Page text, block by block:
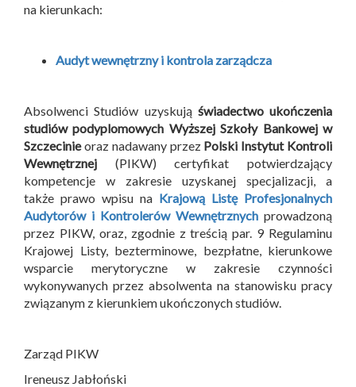
na kierunkach:
Audyt wewnętrzny i kontrola zarządcza
Absolwenci Studiów uzyskują świadectwo ukończenia
studiów podyplomowych Wyższej Szkoły Bankowej w
Szczecinieoraz nadawany przez Polski Instytut Kontroli
Wewnętrznej (PIKW) certyfikat potwierdzający
kompetencje w zakresie uzyskanej specjalizacji, a
także prawo wpisu na Krajową Listę Profesjonalnych
Audytorów i Kontrolerów Wewnętrznych prowadzoną
przez PIKW, oraz, zgodnie z treścią par. 9 Regulaminu
Krajowej Listy, bezterminowe, bezpłatne, kierunkowe
wsparcie merytoryczne w zakresie czynności
wykonywanych przez absolwenta na stanowisku pracy
związanym z kierunkiem ukończonych studiów.
Zarząd PIKW
Ireneusz Jabłoński